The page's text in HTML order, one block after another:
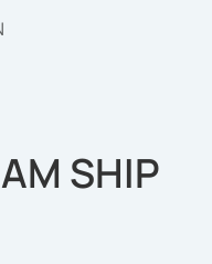
SHIP